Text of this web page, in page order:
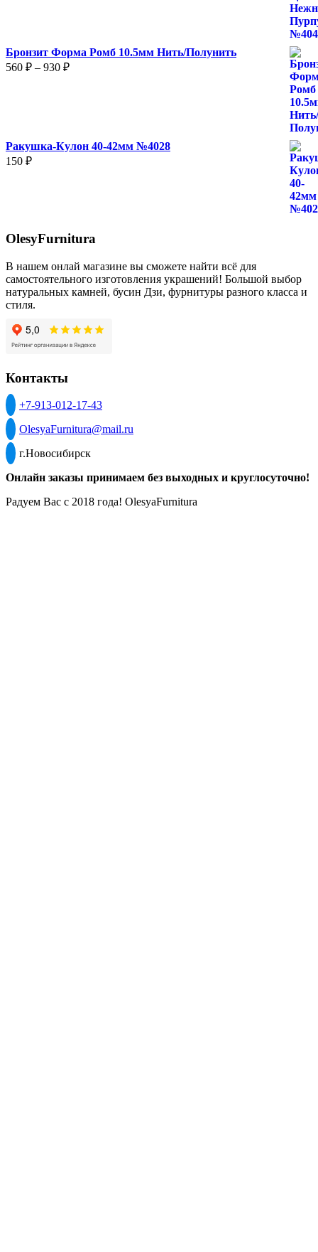
Бронзит Форма Ромб 10.5мм Нить/Полунить
560 ₽ – 930 ₽Диапазон
Ракушка-Кулон 40-42мм №4028
150 ₽
OlesyFurnitura
В нашем онлай магазине вы сможете найти всё для
самостоятельного изготовления украшений! Большой выбор
натуральных камней, бусин Дзи, фурнитуры разного класса и
стиля.
Контакты
+7-913-012-17-43
OlesyaFurnitura@mail.ru
г.Новосибирск
Онлайн заказы принимаем без выходных и круглосуточно!
Радуем Вас с 2018 года! OlesyaFurnitura